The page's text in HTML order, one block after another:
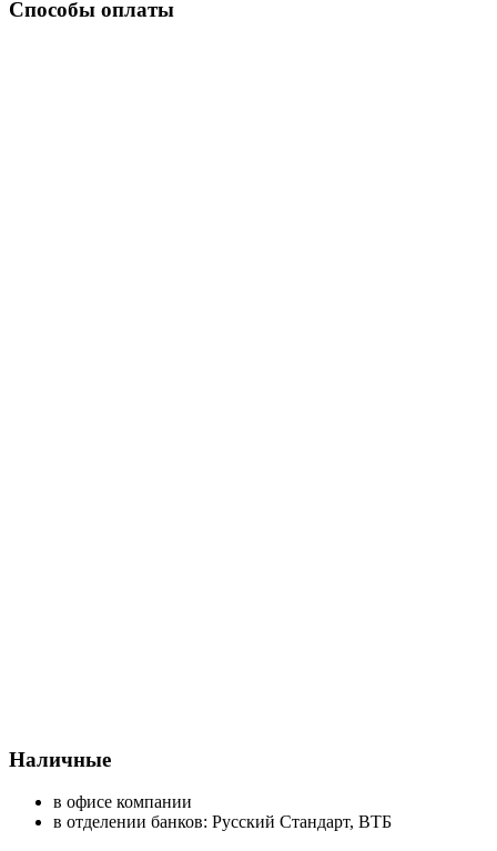
Способы оплаты
Наличные
в офисе компании
в отделении банков: Русский Стандарт, ВТБ